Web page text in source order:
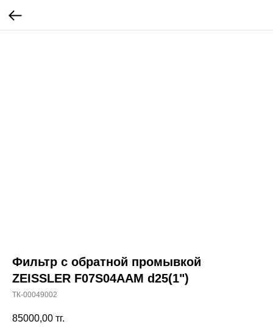
Фильтр с обратной промывкой
ZEISSLER F07S04AAM d25(1")
ТК-00049002
85000,00 тг.